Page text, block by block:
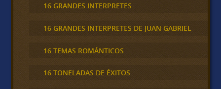
16 GRANDES INTERPRETES
16 GRANDES INTERPRETES DE JUAN GABRIEL
16 TEMAS ROMÁNTICOS
16 TONELADAS DE ÉXITOS